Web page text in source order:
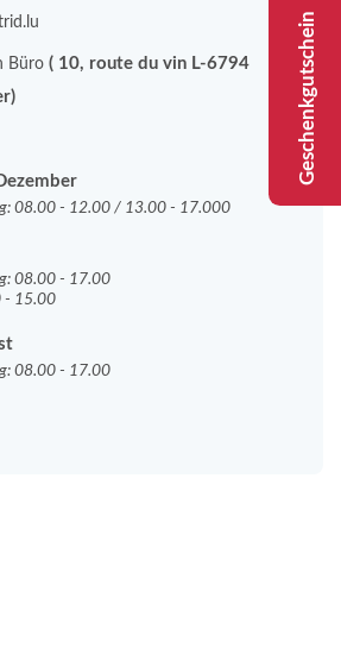
Geschenkgutschein
Büro ( 10, route du vin L-6794
08.00 - 12.00 / 13.00 - 17.000
08.00 - 17.00
- 15.00
08.00 - 17.00